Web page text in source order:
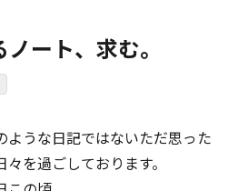
へ
ナー」
ート、求む。
ような日記ではないただ思った
を過ごしております。